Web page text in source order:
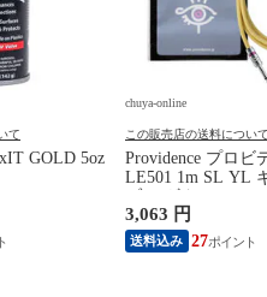
て
GOLD 5oz
chuya-online
この販売店の送料について
Providence プロビ
LE501 1m SL YL
ブル ギターシール
3,063 円
送料込み 27